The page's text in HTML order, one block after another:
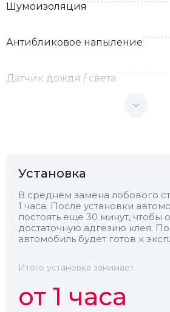
Шумоизоляция
Антибликовое напыление
Датчик дождя / света
Обогрев
Установка
В среднем замена лобового
1 часа. После установки
постоять еще 30 минут, чтобы
достаточную адгезию клея.
автомобиль будет готов к
Итого установка занимает
от 1 часа